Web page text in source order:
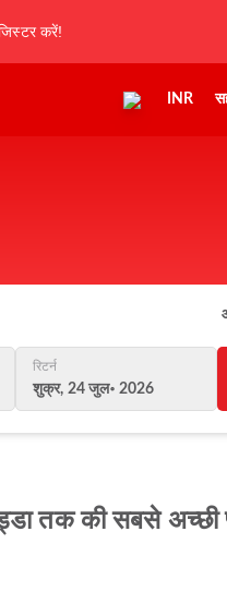
करें!
INR
रिटर्न
शुक्र, 24 जुल॰ 2026
तक की सबसे